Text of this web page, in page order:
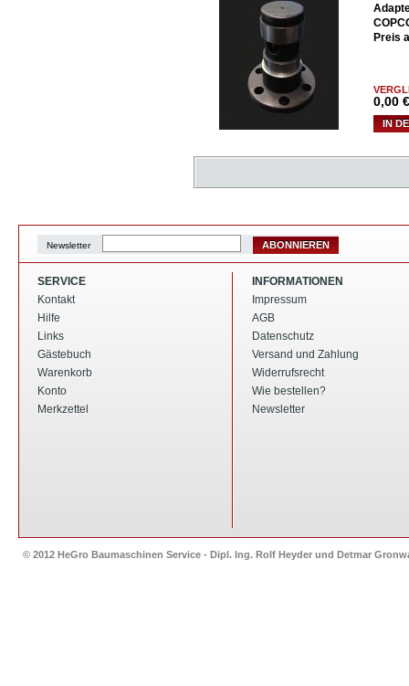
Preis
0,00
IN
Newsletter ABONNIEREN
SERVICE
Kontakt
Hilfe
Links
Gästebuch
Warenkorb
Konto
Merkzettel
INFORMATIONEN
Impressum
AGB
Datenschutz
Versand und Zahlung
Widerrufsrecht
Wie bestellen?
Newsletter
© 2012 HeGro Baumaschinen Service - Dipl. Ing. Rolf Heyder und Detmar